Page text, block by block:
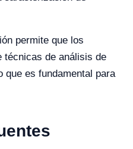
permite que los
técnicas de análisis de
es fundamental para